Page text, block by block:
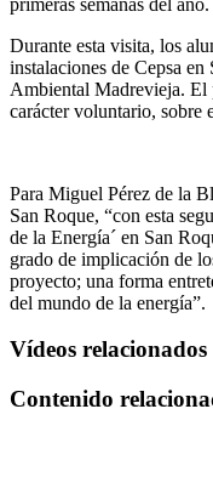
Durante esta visita, los
instalaciones de Cepsa
Ambiental Madrevieja. El
carácter voluntario, sobre
Para Miguel Pérez de la
San Roque, “con esta
de la Energía´ en San
grado de implicación de
proyecto; una forma
del mundo de la energía”.
Vídeos relacionados
Contenido